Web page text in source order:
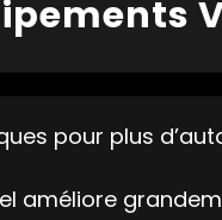
pour plus
améliore